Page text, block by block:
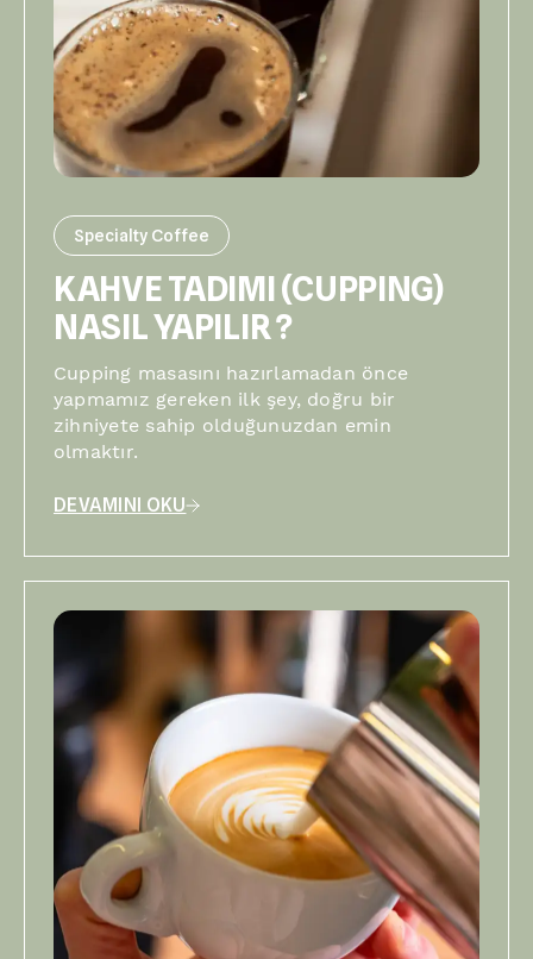
Specialty Coffee
KAHVE TADIMI (CUPPING)
NASIL YAPILIR ?
Cupping masasını hazırlamadan önce
yapmamız gereken ilk şey, doğru bir
zihniyete sahip olduğunuzdan emin
olmaktır.
DEVAMINI OKU